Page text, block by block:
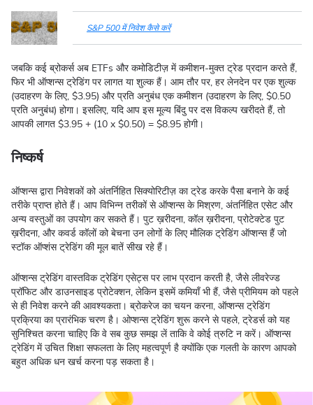
S&P 500 में निवेश कैसे करें
जबकि कई ब्रोकर्स अब ETFs और कमोडिटीज़ में कमीशन-मुक्त ट्रेड प्रदान करते हैं,
फिर भी ऑप्शन्स ट्रेडिंग पर लागत या शुल्क हैं। आम तौर पर, हर लेनदेन पर एक शुल्क
(उदाहरण के लिए, $3.95) और प्रति अनुबंध एक कमीशन (उदाहरण के लिए, $0.50
प्रति अनुबंध) होगा। इसलिए, यदि आप इस मूल्य बिंदु पर दस विकल्प खरीदते हैं, तो
आपकी लागत $3.95 + (10 x $0.50) = $8.95 होगी।
निष्कर्ष
ऑप्शन्स द्वारा निवेशकों को अंतर्निहित सिक्योरिटीज़ का ट्रेड करके पैसा बनाने के कई
तरीके प्राप्त होते हैं। आप विभिन्न तरीकों से ऑप्शन्स के मिश्रण, अंतर्निहित एसेट और
अन्य वस्तुओं का उपयोग कर सकते हैं। पुट ख़रीदना, कॉल ख़रीदना, प्रोटेक्टेड पुट
ख़रीदना, और कवर्ड कॉलों को बेचना उन लोगों के लिए मौलिक ट्रेडिंग ऑप्शन्स हैं जो
स्टॉक ऑप्शंस ट्रेडिंग की मूल बातें सीख रहे हैं।
ऑप्शन्स ट्रेडिंग वास्तविक ट्रेडिंग एसेट्स पर लाभ प्रदान करती है, जैसे लीवरेज्ड
प्रॉफिट और डाउनसाइड प्रोटेक्शन, लेकिन इसमें कमियाँ भी हैं, जैसे प्रीमियम को पहले
से ही निवेश करने की आवश्यकता। ब्रोकरेज का चयन करना, ऑप्शन्स ट्रेडिंग
प्रक्रिया का प्रारंभिक चरण है। ओप्शन्स ट्रेडिंग शुरू करने से पहले, ट्रेडर्स को यह
सुनिश्चित करना चाहिए कि वे सब कुछ समझ लें ताकि वे कोई त्रुटि न करें। ऑप्शन्स
ट्रेडिंग में उचित शिक्षा सफलता के लिए महत्वपूर्ण है क्योंकि एक गलती के कारण आपको
बहुत अधिक धन खर्च करना पड़ सकता है।